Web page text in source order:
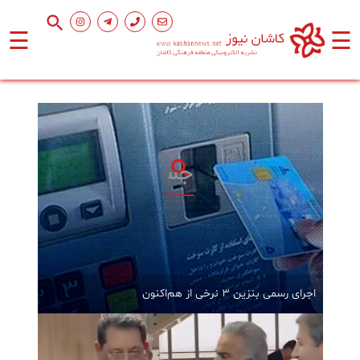
☰ ☰
اصلی
فرهنگ
ورزشی
زیست
اجرای رسمی بنزین ۳ نرخی از هم‌اکنون